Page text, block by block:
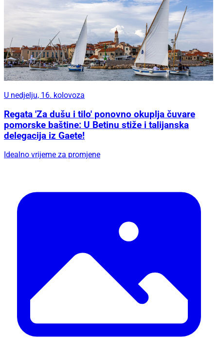
U nedjelju, 16. kolovoza
Regata 'Za dušu i tilo' ponovno okuplja čuvare
pomorske baštine: U Betinu stiže i talijanska
delegacija iz Gaete!
Idealno vrijeme za promjene